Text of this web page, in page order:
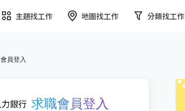
主題找工作 地圖找工作 分類找工作
會員登入
求職會員登入